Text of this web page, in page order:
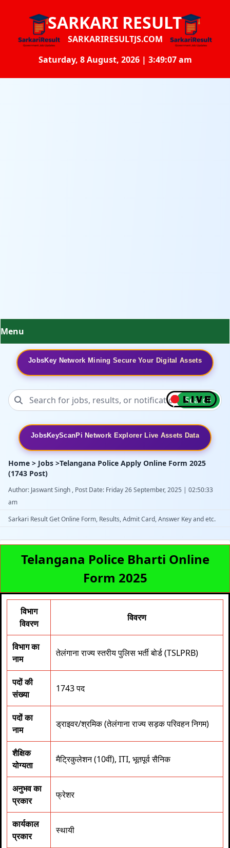
SARKARI RESULT
SARKARIRESULTJS.COM
Saturday, 8 August, 2026 | 3:49:08 am
Menu
JobsKey Network Mining Secure Your Digital Assets
Search
JobsKeyScanPi Network Explorer Live Assets Data
Home > Jobs >Telangana Police Apply Online Form 2025
(1743 Post)
Author: Jaswant Singh , Post Date: Friday 26 September, 2025 | 02:50:33
am
Sarkari Result Get Online Form, Results, Admit Card, Answer Key and etc.
Telangana Police Bharti Online
Form 2025
विभाग
विवरण
विवरण
विभाग का
नाम
तेलंगाना राज्य स्तरीय पुलिस भर्ती बोर्ड (TSLPRB)
पदों की
संख्या
1743 पद
पदों का
नाम
ड्राइवर/श्रमिक (तेलंगाना राज्य सड़क परिवहन निगम)
शैक्षिक
योग्यता
मैट्रिकुलेशन (10वीं), ITI, भूतपूर्व सैनिक
अनुभव का
प्रकार
फ्रेशर
कार्यकाल
प्रकार
स्थायी